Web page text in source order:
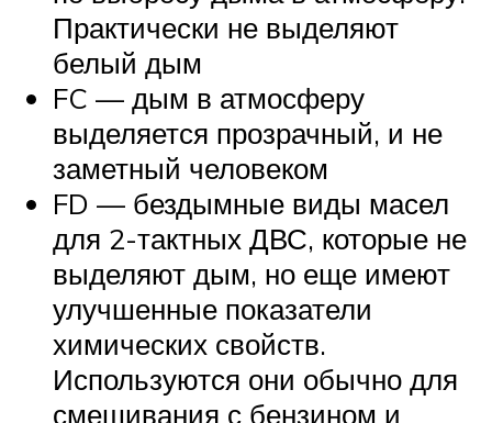
Практически не выделяют
белый дым
FC — дым в атмосферу
выделяется прозрачный, и не
заметный человеком
FD — бездымные виды масел
для 2-тактных ДВС, которые не
выделяют дым, но еще имеют
улучшенные показатели
химических свойств.
Используются они обычно для
смешивания с бензином и